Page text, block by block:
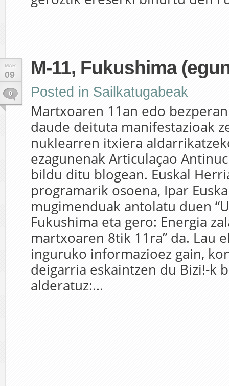
MAR
09
0
M-11, Fukushima
Posted in Sailkatugabeak
Martxoaren 11an edo
daude deituta manifestazioak
nuklearren itxiera
ezagunenak Articulaçao
bildu ditu blogean. Euskal
programarik osoena, Ipar
mugimenduak antolatu duen
Fukushima eta gero: Energia
martxoaren 8tik 11ra” da. Lau
inguruko informazioez gain,
deigarria eskaintzen du Bizi!-k
alderatuz:...